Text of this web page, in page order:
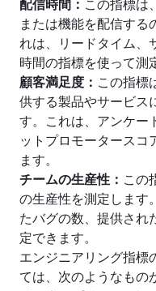
または機能を配信する
れは、リードタイム、
時間の指標を使って測
顧客満足度： この指標
供する製品やサービス
す。これは、アンケー
ットプロモータースコ
ます。
チームの生産性： この
の生産性を測定します
たバグの数、提供され
定できます。
エンジニアリング指標
ては、次のようなもの